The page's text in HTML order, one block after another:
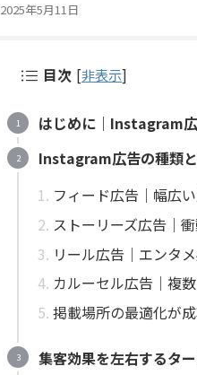
2025年5月11日
目次 [非表示]
はじめに｜Instagram
Instagram広告の種類
フィード広告｜幅広
ストーリーズ広告｜
リール広告｜エンタ
カルーセル広告｜複
掲載場所の最適化が
集客効果を左右するタ